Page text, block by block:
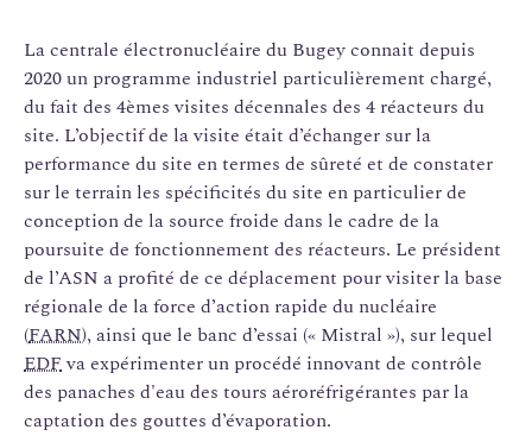
La centrale électronucléaire du Bugey connait depuis
2020 un programme industriel particulièrement chargé,
du fait des 4èmes visites décennales des 4 réacteurs du
site. L’objectif de la visite était d’échanger sur la
performance du site en termes de sûreté et de constater
sur le terrain les spécificités du site en particulier de
conception de la source froide dans le cadre de la
poursuite de fonctionnement des réacteurs. Le président
de l’ASN a profité de ce déplacement pour visiter la base
régionale de la force d’action rapide du nucléaire
(FARN), ainsi que le banc d’essai (« Mistral »), sur lequel
EDFva expérimenter un procédé innovant de contrôle
des panaches d'eau des tours aéroréfrigérantes par la
captation des gouttes d’évaporation.